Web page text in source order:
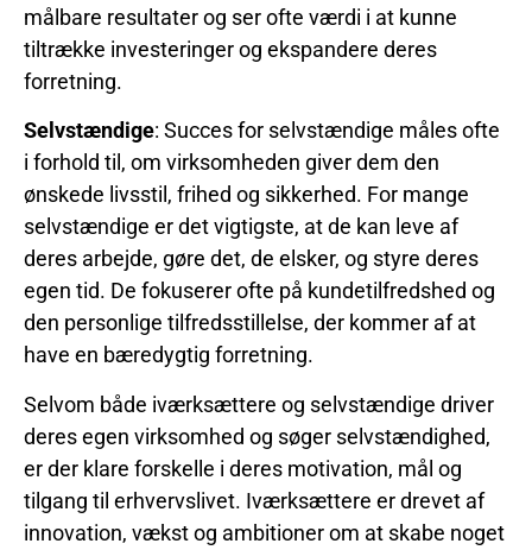
målbare resultater og ser ofte værdi i at kunne
tiltrække investeringer og ekspandere deres
forretning.
Selvstændige: Succes for selvstændige måles ofte
i forhold til, om virksomheden giver dem den
ønskede livsstil, frihed og sikkerhed. For mange
selvstændige er det vigtigste, at de kan leve af
deres arbejde, gøre det, de elsker, og styre deres
egen tid. De fokuserer ofte på kundetilfredshed og
den personlige tilfredsstillelse, der kommer af at
have en bæredygtig forretning.
Selvom både iværksættere og selvstændige driver
deres egen virksomhed og søger selvstændighed,
er der klare forskelle i deres motivation, mål og
tilgang til erhvervslivet. Iværksættere er drevet af
innovation, vækst og ambitioner om at skabe noget